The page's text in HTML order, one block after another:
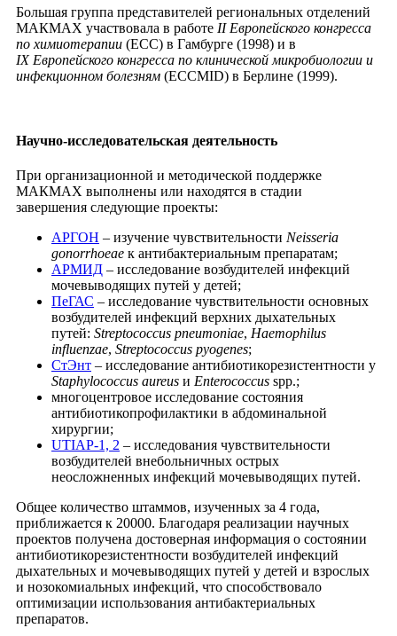
Большая группа представителей региональных отделений
МАКМАХ участвовала в работе II Европейского конгресса
по химиотерапии (ECC) в Гамбурге (1998) и в
IX Европейского конгресса по клинической микробиологии и
инфекционном болезням (ECCMID) в Берлине (1999).
Научно-исследовательская деятельность
При организационной и методической поддержке
МАКМАХ выполнены или находятся в стадии
завершения следующие проекты:
АРГОН – изучение чувствительности Neisseria
gonorrhoeae к антибактериальным препаратам;
АРМИД – исследование возбудителей инфекций
мочевыводящих путей у детей;
ПеГАС – исследование чувствительности основных
возбудителей инфекций верхних дыхательных
путей: Streptococcus pneumoniae, Haemophilus
influenzae, Streptococcus pyogenes;
СтЭнт – исследование антибиотикорезистентности у
Staphylococcus aureus и Enterococcus spp.;
многоцентровое исследование состояния
антибиотикопрофилактики в абдоминальной
хирургии;
UTIAР-1, 2 – исследования чувствительности
возбудителей внебольничных острых
неосложненных инфекций мочевыводящих путей.
Общее количество штаммов, изученных за 4 года,
приближается к 20000. Благодаря реализации научных
проектов получена достоверная информация о состоянии
антибиотикорезистентности возбудителей инфекций
дыхательных и мочевыводящих путей у детей и взрослых
и нозокомиальных инфекций, что способствовало
оптимизации использования антибактериальных
препаратов.